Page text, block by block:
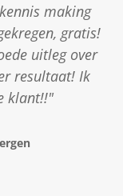
making
gratis!
uitleg over
resultaat! Ik
klant!!"